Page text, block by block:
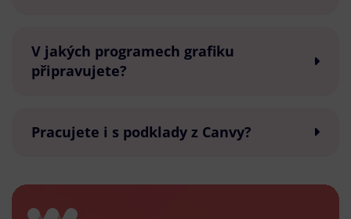
V jakých programech grafiku
připravujete?
Pracujete i s podklady z Canvy?